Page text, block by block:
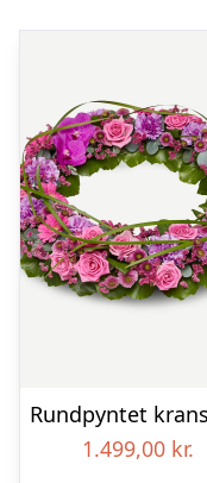
1.499,00 kr.